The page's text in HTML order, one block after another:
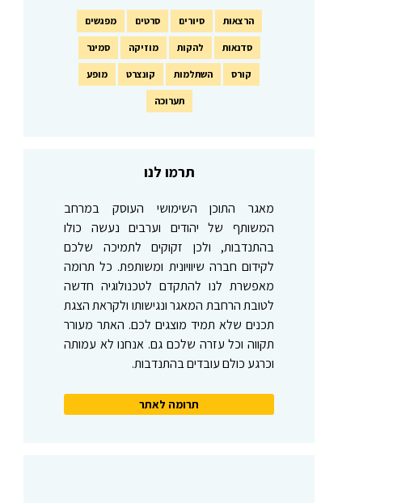
הרצאות סיורים סרטים מפגשים
סדנאות להקות מוזיקה סמינר
קורס השתלמות קונצרט מופע
תערוכה
תרמו לנו
מאגר התוכן השימושי העוסק במרחב
המשותף של יהודים וערבים נעשה כולו
בהתנדבות, ולכן זקוקים לתמיכה שלכם
לקידום חברה שיוויונית ומשותפת. כל תרומה
מאפשרת לנו להתקדם לטכנולוגיה חדשה
לטובת הרחבת המאגר ונגישותו ולקראת הצגת
תכנים שלא תמיד מוצגים לכם. האתר מעורר
תקווה וכל עזרה שלכם גם. אנחנו לא עמותה
וכרגע כולם עובדים בהתנדבות.
תרומה לאתר